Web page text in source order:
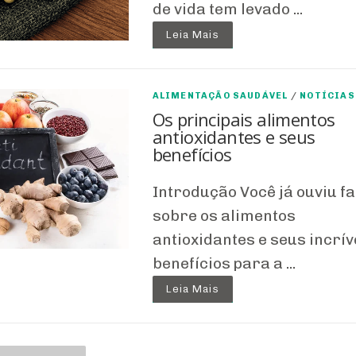
de vida tem levado ...
Leia Mais
ALIMENTAÇÃO SAUDÁVEL / NOTÍCIAS
Os principais alimentos
antioxidantes e seus
benefícios
Introdução Você já ouviu
sobre os alimentos
antioxidantes e seus
benefícios para a ...
Leia Mais